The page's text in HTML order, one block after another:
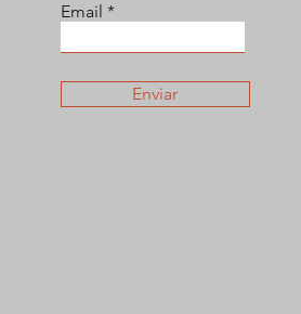
Email
Enviar